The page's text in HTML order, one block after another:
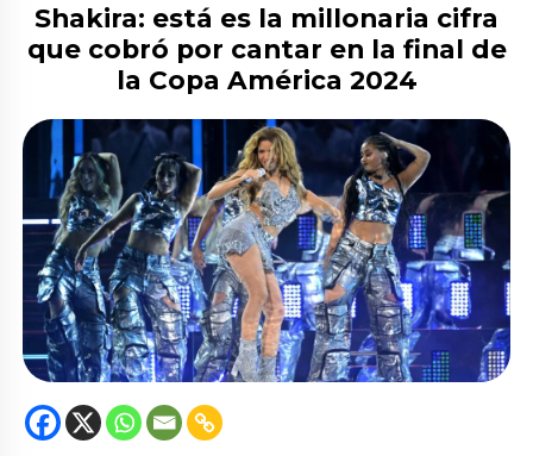
Shakira: está es la millonaria cifra
que cobró por cantar en la final de
la Copa América 2024